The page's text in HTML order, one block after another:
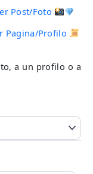
Post/Foto
Pagina/Profilo
a un profilo o a